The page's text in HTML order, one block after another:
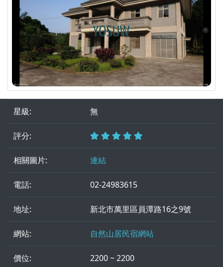
星級: 無
評分:
相關圖片: 連結
電話: 02-24983615
地址: 新北市萬里區員潭路16之9號
網站: 自然山居民宿網站
價位: 2200 ~ 2200